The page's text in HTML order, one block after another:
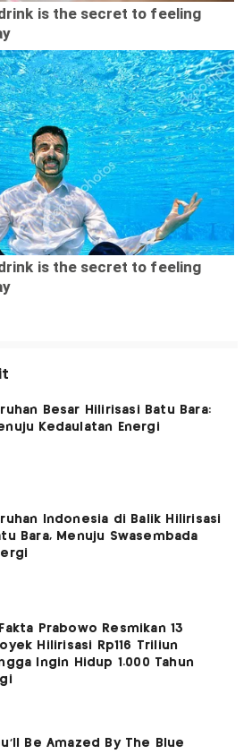
Besar Hilirisasi Batu Bara:
Kedaulatan Energi
Indonesia di Balik Hilirisasi
Bara, Menuju Swasembada
Prabowo Resmikan 13
Hilirisasi Rp116 Triliun
Ingin Hidup 1.000 Tahun